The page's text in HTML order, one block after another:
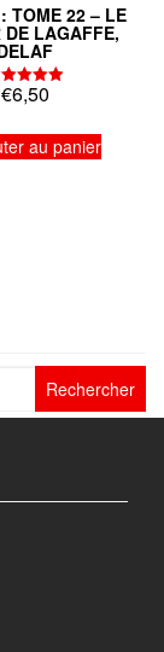
TOME 22 – LE
DE LAGAFFE,
Note
5.00
€6,50
au panier